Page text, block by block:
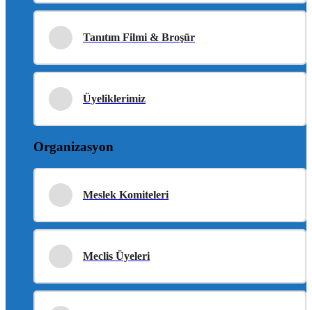
Tanıtım Filmi & Broşür
Üyeliklerimiz
Organizasyon
Meslek Komiteleri
Meclis Üyeleri